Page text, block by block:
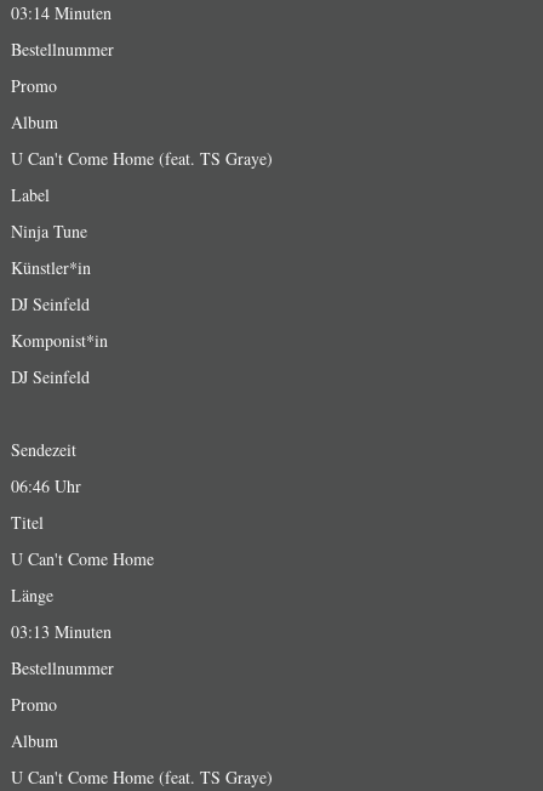
03:14 Minuten
Bestellnummer
Promo
Album
U Can't Come Home (feat. TS Graye)
Label
Ninja Tune
Künstler*in
DJ Seinfeld
Komponist*in
DJ Seinfeld
Sendezeit
06:46 Uhr
Titel
U Can't Come Home
Länge
03:13 Minuten
Bestellnummer
Promo
Album
U Can't Come Home (feat. TS Graye)